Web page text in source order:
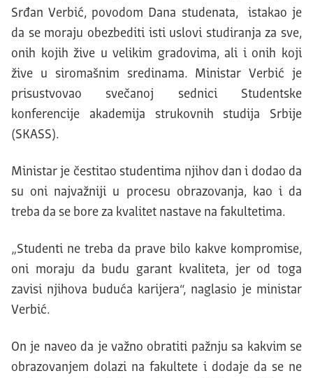
Srđan Verbić, povodom Dana studenata, istakao je
da se moraju obezbediti isti uslovi studiranja za sve,
onih kojih žive u velikim gradovima, ali i onih koji
žive u siromašnim sredinama. Ministar Verbić je
prisustvovao svečanoj sednici Studentske
konferencije akademija strukovnih studija Srbije
(SKASS).
Ministar je čestitao studentima njihov dan i dodao da
su oni najvažniji u procesu obrazovanja, kao i da
treba da se bore za kvalitet nastave na fakultetima.
„Studenti ne treba da prave bilo kakve kompromise,
oni moraju da budu garant kvaliteta, jer od toga
zavisi njihova buduća karijera“, naglasio je ministar
Verbić.
On je naveo da je važno obratiti pažnju sa kakvim se
obrazovanjem dolazi na fakultete i dodaje da se ne